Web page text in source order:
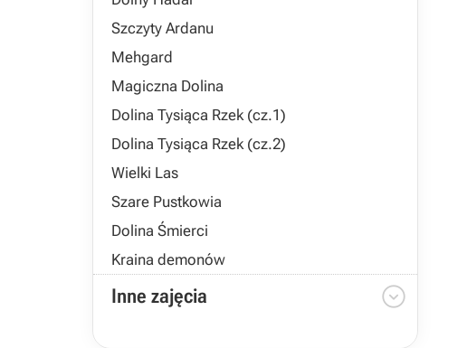
Szczyty Ardanu
Mehgard
Magiczna Dolina
Dolina Tysiąca Rzek (cz.1)
Dolina Tysiąca Rzek (cz.2)
Wielki Las
Szare Pustkowia
Dolina Śmierci
Kraina demonów
Inne zajęcia 